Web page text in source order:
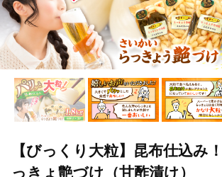
【びっくり大粒】昆布仕込み
っきょ艶づけ（甘酢漬け）